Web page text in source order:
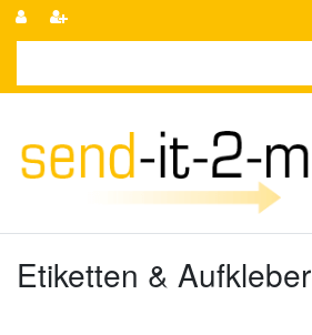
Etiketten & Aufkleber